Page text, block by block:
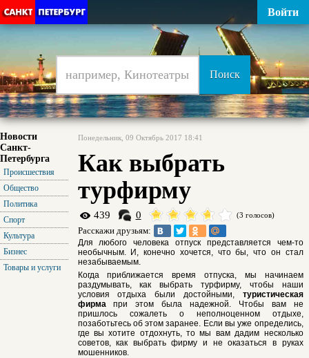
Войти
Новости
Санкт-
Петербурга
Происшествия
Общество
Политика
Спорт
Культура
Бизнес
Товары и услуги
Понедельник, 09 Октябрь 2017 18:41
Как выбрать
турфирму
439 0 (3 голосов)
Расскажи друзьям:
Для любого человека отпуск представляется чем-то
необычным. И, конечно хочется, что бы, что он стал
незабываемым.
Когда приближается время отпуска, мы начинаем
раздумывать, как выбрать турфирму, чтобы наши
условия отдыха были достойными, туристическая
фирмапри этом была надежной. Чтобы вам не
пришлось сожалеть о неполноценном отдыхе,
позаботьтесь об этом заранее. Если вы уже определись,
где вы хотите отдохнуть, то мы вам дадим несколько
советов, как выбрать фирму и не оказаться в руках
мошенников.